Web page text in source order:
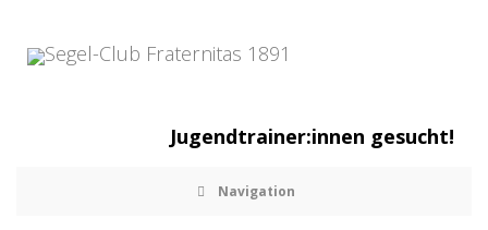
Jugendtrainer:innen gesucht!
Navigation